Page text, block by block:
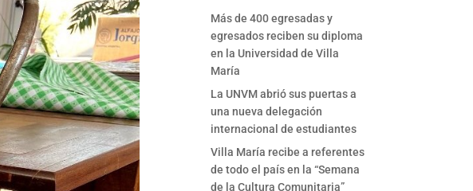
Más de 400 egresadas y
egresados reciben su diploma
en la Universidad de Villa
María
La UNVM abrió sus puertas a
una nueva delegación
internacional de estudiantes
Villa María recibe a referentes
de todo el país en la “Semana
de la Cultura Comunitaria”